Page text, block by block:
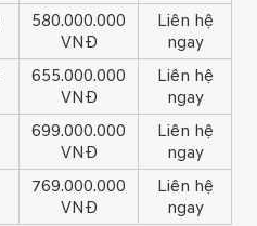
580.000.000
VNĐ
Liên hệ
ngay
655.000.000
VNĐ
Liên hệ
ngay
699.000.000
VNĐ
Liên hệ
ngay
769.000.000
VNĐ
Liên hệ
ngay